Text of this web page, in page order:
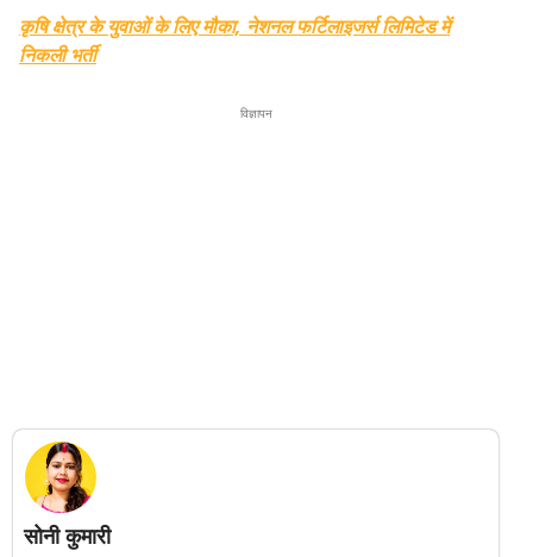
कृषि क्षेत्र के युवाओं के लिए मौका, नेशनल फर्टिलाइजर्स लिमिटेड में
निकली भर्ती
विज्ञापन
सोनी कुमारी